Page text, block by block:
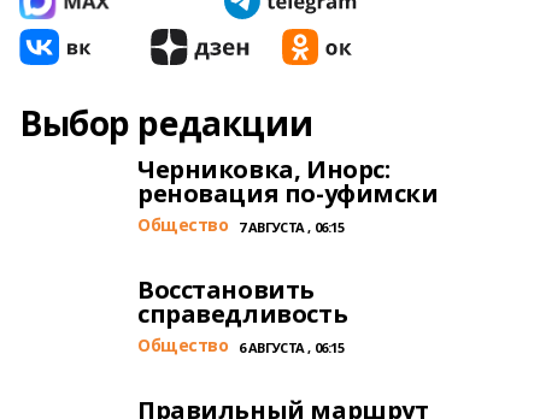
Выбор редакции
Черниковка, Инорс:
реновация по-уфимски
Общество 7 АВГУСТА , 06:15
Восстановить
справедливость
Общество 6 АВГУСТА , 06:15
Правильный маршрут